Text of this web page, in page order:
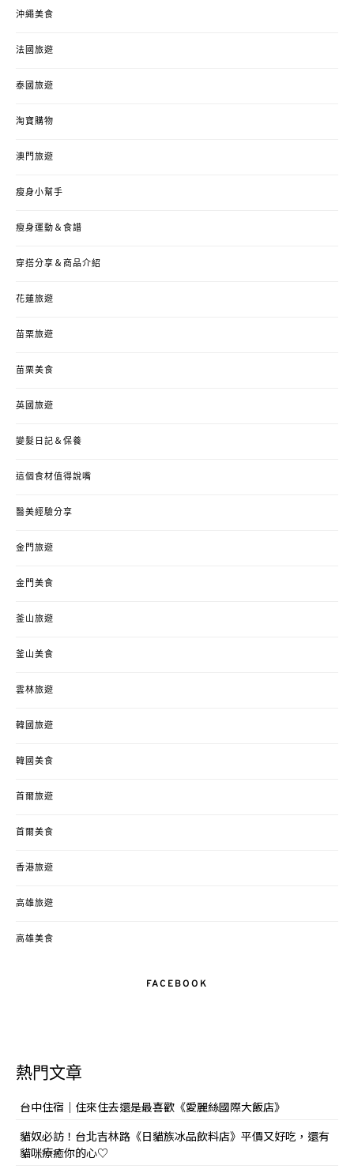
沖繩美食
法國旅遊
泰國旅遊
淘寶購物
澳門旅遊
瘦身小幫手
瘦身運動＆食譜
穿搭分享＆商品介紹
花蓮旅遊
苗栗旅遊
苗栗美食
英國旅遊
變髮日記＆保養
這個食材值得說嘴
醫美經驗分享
金門旅遊
金門美食
釜山旅遊
釜山美食
雲林旅遊
韓國旅遊
韓國美食
首爾旅遊
首爾美食
香港旅遊
高雄旅遊
高雄美食
FACEBOOK
熱門文章
台中住宿｜住來住去還是最喜歡《愛麗絲國際大飯店》
貓奴必訪！台北吉林路《日貓族冰品飲料店》平價又好吃，還有
貓咪療癒你的心♡